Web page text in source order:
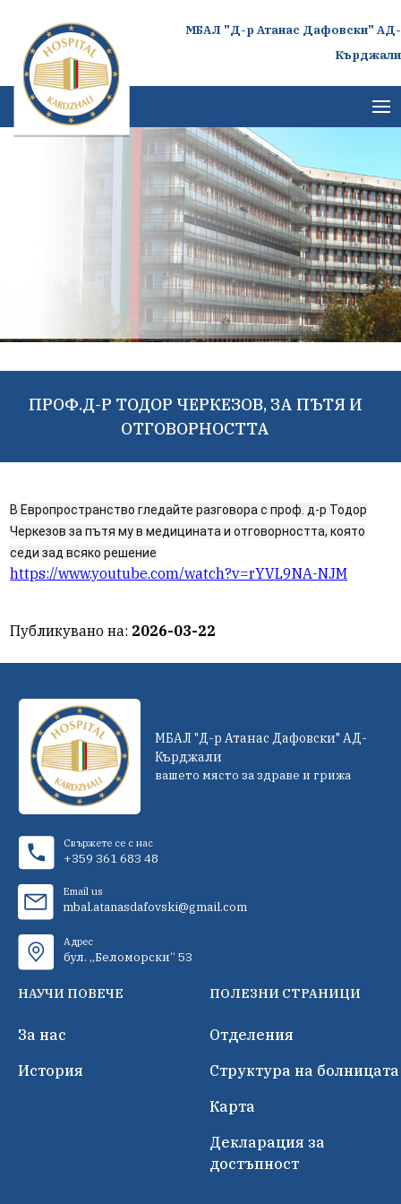
МБАЛ "Д-р Атанас Дафовски" АД-
Кърджали
ПРОФ.Д-Р ТОДОР ЧЕРКЕЗОВ, ЗА ПЪТЯ И
ОТГОВОРНОСТТА
В Европространство гледайте разговорас проф. д-р Тодор
Черкезов за пътя му в медицината и отговорността, която
седи зад всяко решение
https://www.youtube.com/watch?v=rYVL9NA-NJM
Публикувано на: 2026-03-22
МБАЛ "Д-р Атанас Дафовски" АД-
Кърджали
вашето място за здраве и грижа
Свържете се с нас
+359 361 683 48
Email us
mbal.atanasdafovski@gmail.com
Адрес
бул. „Беломорски“ 53
НАУЧИ ПОВЕЧЕ
За нас
История
ПОЛЕЗНИ СТРАНИЦИ
Отделения
Структура на болницата
Карта
Декларация за
достъпност